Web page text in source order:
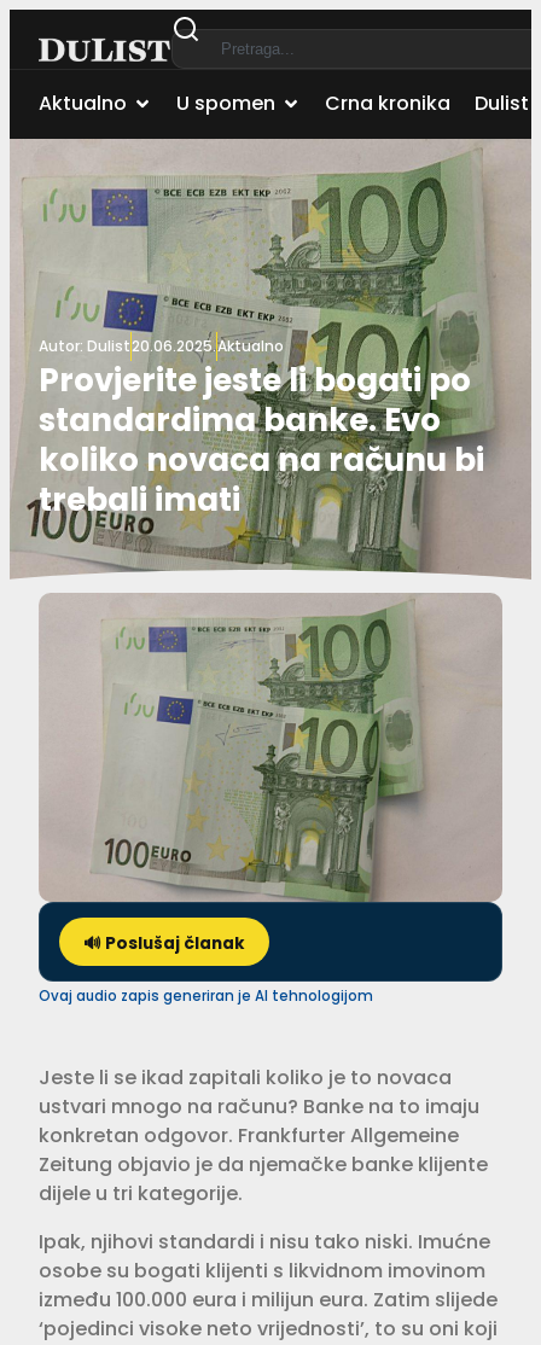
Aktualno U spomen Crna kronika Dulist
Autor: Dulist20.06.2025.Aktualno
Provjerite jeste li bogati po
standardima banke. Evo
koliko novaca na računu bi
trebali imati
🔊 Poslušaj članak
Ovaj audio zapis generiran je AI tehnologijom
Jeste li se ikad zapitali koliko je to novaca
ustvari mnogo na računu? Banke na to imaju
konkretan odgovor. Frankfurter Allgemeine
Zeitung objavio je da njemačke banke klijente
dijele u tri kategorije.
Ipak, njihovi standardi i nisu tako niski. Imućne
osobe su bogati klijenti s likvidnom imovinom
između 100.000 eura i milijun eura. Zatim slijede
‘pojedinci visoke neto vrijednosti’, to su oni koji